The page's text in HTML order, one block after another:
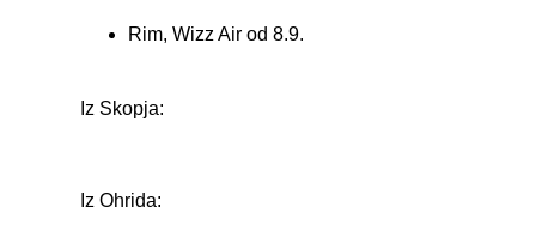
Rim, Wizz Air od 8.9.
Iz Skopja:
Iz Ohrida: